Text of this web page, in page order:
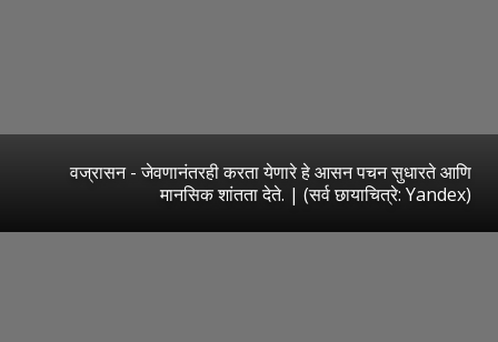
वज्रासन - जेवणानंतरही करता येणारे हे आसन पचन सुधारते आणि
मानसिक शांतता देते. | (सर्व छायाचित्रे: Yandex)